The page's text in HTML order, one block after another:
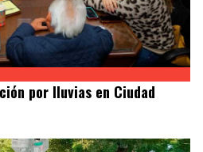
por lluvias en Ciudad